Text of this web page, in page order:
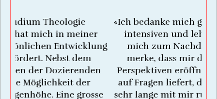
«Ich bedanke mich ganz herzlich für einen
intensiven und lehrreichen Tag. Es hat
mich zum Nachdenken angeregt. Ich
merke, dass mir die Ausbildung neue
Perspektiven eröffnet und mir Antworten
auf Fragen liefert, die ich teilweise schon
sehr lange mit mir rumtrage. Es macht mir